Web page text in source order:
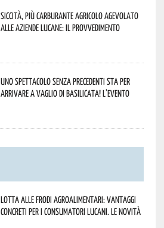
Siccità, più carburante agricolo agevolato
alle aziende lucane: il provvedimento
Uno spettacolo senza precedenti sta per
arrivare a Vaglio di Basilicata! L’evento
Lotta alle frodi agroalimentari: vantaggi
concreti per i consumatori lucani. Le novità